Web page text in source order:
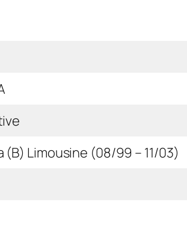
(B) Limousine (08/99 – 11/03)